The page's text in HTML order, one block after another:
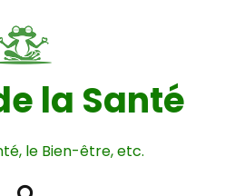
la Santé
le Bien-être, etc.